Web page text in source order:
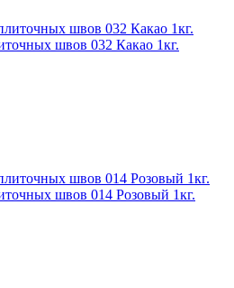
швов 032 Какао 1кг.
швов 014 Розовый 1кг.